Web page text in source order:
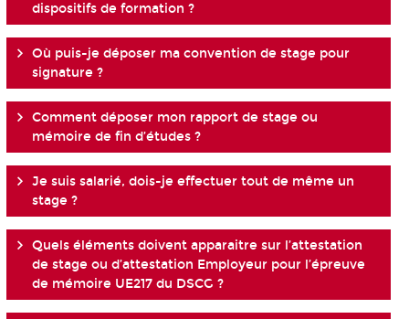
dispositifs de formation ?
Où puis-je déposer ma convention de stage pour
signature ?
Comment déposer mon rapport de stage ou
mémoire de fin d’études ?
Je suis salarié, dois-je effectuer tout de même un
stage ?
Quels éléments doivent apparaitre sur l’attestation
de stage ou d’attestation Employeur pour l’épreuve
de mémoire UE217 du DSCG ?